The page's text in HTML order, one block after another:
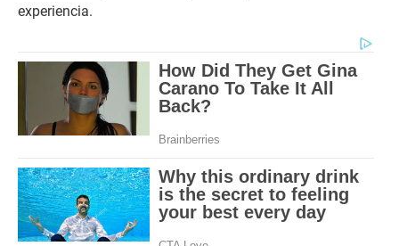
experiencia.